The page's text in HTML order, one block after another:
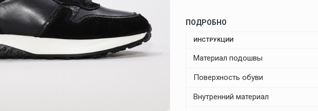
ПОДРОБНО
ИНСТРУКЦИИ
Материал подошвы
Поверхность обуви
Внутренний материал